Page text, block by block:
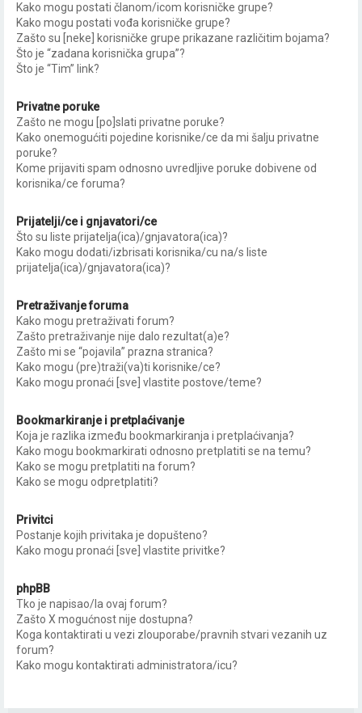
Kako mogu postati članom/icom korisničke grupe?
Kako mogu postati vođa korisničke grupe?
Zašto su [neke] korisničke grupe prikazane različitim bojama?
Što je “zadana korisnička grupa”?
Što je “Tim” link?
Privatne poruke
Zašto ne mogu [po]slati privatne poruke?
Kako onemogućiti pojedine korisnike/ce da mi šalju privatne
poruke?
Kome prijaviti spam odnosno uvredljive poruke dobivene od
korisnika/ce foruma?
Prijatelji/ce i gnjavatori/ce
Što su liste prijatelja(ica)/gnjavatora(ica)?
Kako mogu dodati/izbrisati korisnika/cu na/s liste
prijatelja(ica)/gnjavatora(ica)?
Pretraživanje foruma
Kako mogu pretraživati forum?
Zašto pretraživanje nije dalo rezultat(a)e?
Zašto mi se “pojavila” prazna stranica?
Kako mogu (pre)traži(va)ti korisnike/ce?
Kako mogu pronaći [sve] vlastite postove/teme?
Bookmarkiranje i pretplaćivanje
Koja je razlika između bookmarkiranja i pretplaćivanja?
Kako mogu bookmarkirati odnosno pretplatiti se na temu?
Kako se mogu pretplatiti na forum?
Kako se mogu odpretplatiti?
Privitci
Postanje kojih privitaka je dopušteno?
Kako mogu pronaći [sve] vlastite privitke?
phpBB
Tko je napisao/la ovaj forum?
Zašto X mogućnost nije dostupna?
Koga kontaktirati u vezi zlouporabe/pravnih stvari vezanih uz
forum?
Kako mogu kontaktirati administratora/icu?